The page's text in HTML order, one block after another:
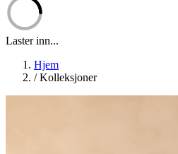
Laster inn...
Hjem
/ Kolleksjoner